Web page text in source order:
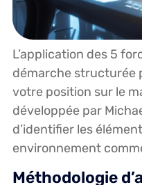
L’application des 5
démarche structurée
votre position sur le
développée par
d’identifier les
environnement
Méthodologie